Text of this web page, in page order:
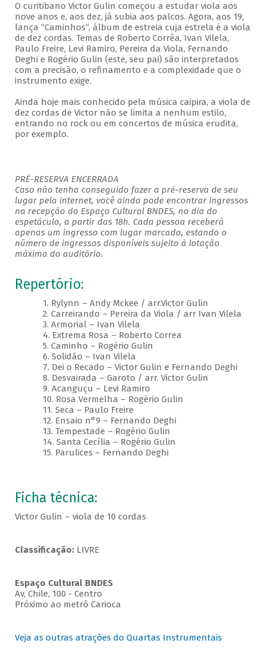
O curitibano Victor Gulin começou a estudar viola aos
nove anos e, aos dez, já subia aos palcos. Agora, aos 19,
lança “Caminhos”, álbum de estreia cuja estrela é a viola
de dez cordas. Temas de Roberto Corrêa, Ivan Vilela,
Paulo Freire, Levi Ramiro, Pereira da Viola, Fernando
Deghi e Rogério Gulin (este, seu pai) são interpretados
com a precisão, o refinamento e a complexidade que o
instrumento exige.
Ainda hoje mais conhecido pela música caipira, a viola de
dez cordas de Victor não se limita a nenhum estilo,
entrando no rock ou em concertos de música erudita,
por exemplo.
PRÉ-RESERVA ENCERRADA
Caso não tenha conseguido fazer a pré-reserva de seu
lugar pela internet, você ainda pode encontrar ingressos
na recepção do Espaço Cultural BNDES, no dia do
espetáculo, a partir das 18h. Cada pessoa receberá
apenas um ingresso com lugar marcado, estando o
número de ingressos disponíveis sujeito à lotação
máxima do auditório.
Repertório:
1. Rylynn – Andy Mckee / arr.Victor Gulin
2. Carreirando – Pereira da Viola / arr Ivan Vilela
3. Armorial – Ivan Vilela
4. Extrema Rosa – Roberto Correa
5. Caminho – Rogério Gulin
6. Solidão – Ivan Vilela
7. Dei o Recado – Victor Gulin e Fernando Deghi
8. Desvairada – Garoto / arr. Victor Gulin
9. Acanguçu – Levi Ramiro
10. Rosa Vermelha – Rogério Gulin
11. Seca – Paulo Freire
12. Ensaio n°9 – Fernando Deghi
13. Tempestade – Rogério Gulin
14. Santa Cecília – Rogério Gulin
15. Parulices – Fernando Deghi
Ficha técnica:
Victor Gulin – viola de 10 cordas
Classificação:LIVRE
Espaço Cultural BNDES
Av, Chile, 100 - Centro
Próximo ao metrô Carioca
Veja as outras atrações do Quartas Instrumentais